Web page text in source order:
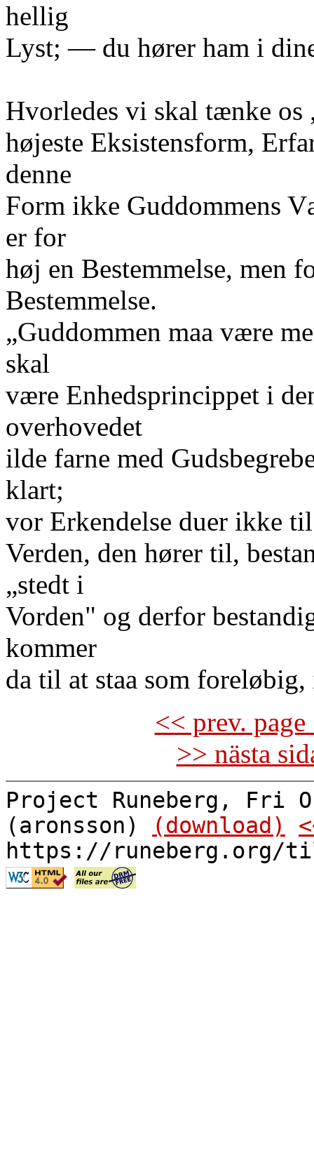
hellig
Lyst; — du hører ham i
Hvorledes vi skal tænke os
højeste Eksistensform,
denne
Form ikke Guddommens
er for
høj en Bestemmelse, men
Bestemmelse.
„Guddommen maa være
skal
være Enhedsprincippet i
overhovedet
ilde farne med
klart;
vor Erkendelse duer ikke
Verden, den hører til,
„stedt i
Vorden" og derfor
kommer
da til at staa som
<< prev.
>> nästa
Project Runeberg, Fri
(aronsson)
(download)
https://runeberg.org/